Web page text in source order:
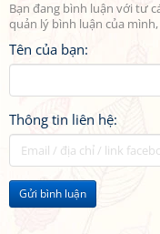
Bạn đang bình luận với tư
quản lý bình luận của
Tên của bạn:
Thông tin liên hệ:
Gửi bình luận